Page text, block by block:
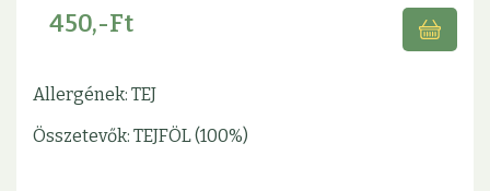
450,-Ft
Allergének: TEJ
Összetevők: TEJFÖL (100%)